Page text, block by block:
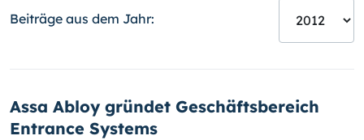
Beiträge aus dem Jahr:
Assa Abloy gründet Geschäftsbereich
Entrance Systems